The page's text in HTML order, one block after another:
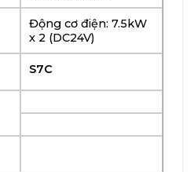
Động cơ điện: 7.5kW
x 2 (DC24V)
S7C